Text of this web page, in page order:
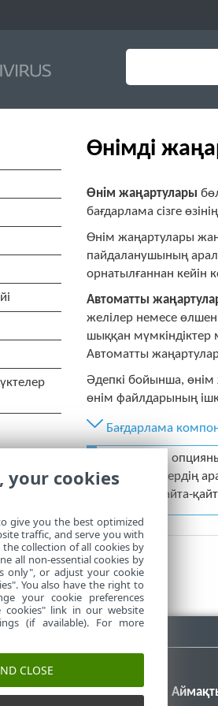
Өнімді
Өнім жаңартулары
бағдарлама сізге
Өнім жаңартулары
пайдаланушының
орнатылғаннан кейін
Автоматты
желілер немесе
шыққан мүмкіндіктер
Автоматты
Әдепкі бойынша, өнім
өнім файлдарының
Бағдарлама
Ең тиісті
серверлердің
түрде қайта-
ESET форумы
your cookies
give you the best optimized
traffic, and serve you with
the collection of all cookies by
all non-essential cookies by
only", or adjust your cookie
You also have the right to
your cookie preferences
cookies" link in our website
(if available). For more
CLOSE